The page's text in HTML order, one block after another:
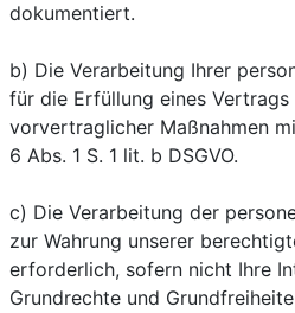
dokumentiert.
b) Die Verarbeitung Ihrer
für die Erfüllung eines
vorvertraglicher Maßnahmen
6 Abs. 1 S. 1 lit. b DSGVO.
c) Die Verarbeitung der
zur Wahrung unserer
erforderlich, sofern nicht Ihre
Grundrechte und